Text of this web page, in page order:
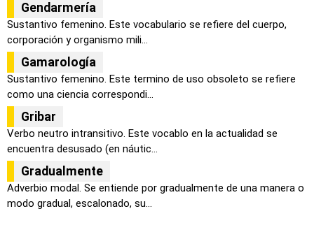
Gendarmería
Sustantivo femenino. Este vocabulario se refiere del cuerpo,
corporación y organismo mili...
Gamarología
Sustantivo femenino. Este termino de uso obsoleto se refiere
como una ciencia correspondi...
Gribar
Verbo neutro intransitivo. Este vocablo en la actualidad se
encuentra desusado (en náutic...
Gradualmente
Adverbio modal. Se entiende por gradualmente de una manera o
modo gradual, escalonado, su...